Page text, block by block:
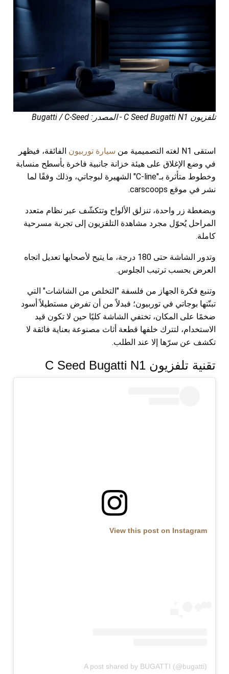
تلفزيون C Seed Bugatti N1 - المصدر: Bugatti / C-Seed
استقى N1 لغته التصميمية من سيارة توربيون الفائقة، فيظهر
في وضع الإغلاق على هيئة خزانة جانبية فاخرة بأسطح منسابة
وخطوط متأثرة بـ"C-line" الشهيرة لبوجاتي، وذلك وفقًا لما
نشر في موقع carscoops.
وبضغطة زر واحدة، تنزلق الألواح وتتكشّف عبر نظام متعدد
المراحل يُحوّل مجرد مشاهدة التلفزيون إلى تجربة مسرحية
كاملة.
وتدور الشاشة حتى 180 درجة، ما يتيح لأصحابها تعديل اتجاه
العرض بحسب ترتيب الجلوس.
وتنبع فكرة الجهاز من فلسفة "التخلص من الشاشات" التي
تبنّتها بوجاتي في توربيون؛ فبدلاً من أن تفرض مستطيلاً أسود
ضخمًا على المكان، تختفي الشاشة كليًا حين لا تكون قيد
الاستخدام، لتترك خلفها قطعة أثاث مصنوعة بعناية فائقة لا
تكشف عن سرّها إلا عند الطلب.
تقنية تلفزيون C Seed Bugatti N1
View this post on Instagram
A post shared by BUGATTI (@bugatti)